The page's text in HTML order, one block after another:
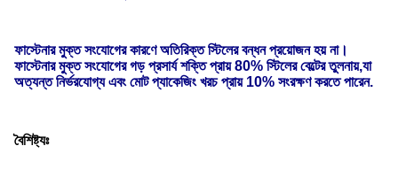
ফাস্টেনার মুক্ত সংযোগের কারণে অতিরিক্ত স্টিলের বন্ধন প্রয়োজন হয় না।
ফাস্টেনার মুক্ত সংযোগের গড় প্রসার্য শক্তি প্রায় 80% স্টিলের বেল্টের তুলনায়,যা
অত্যন্ত নির্ভরযোগ্য এবং মোট প্যাকেজিং খরচ প্রায় 10% সংরক্ষণ করতে পারেন.
বৈশিষ্ট্যঃ